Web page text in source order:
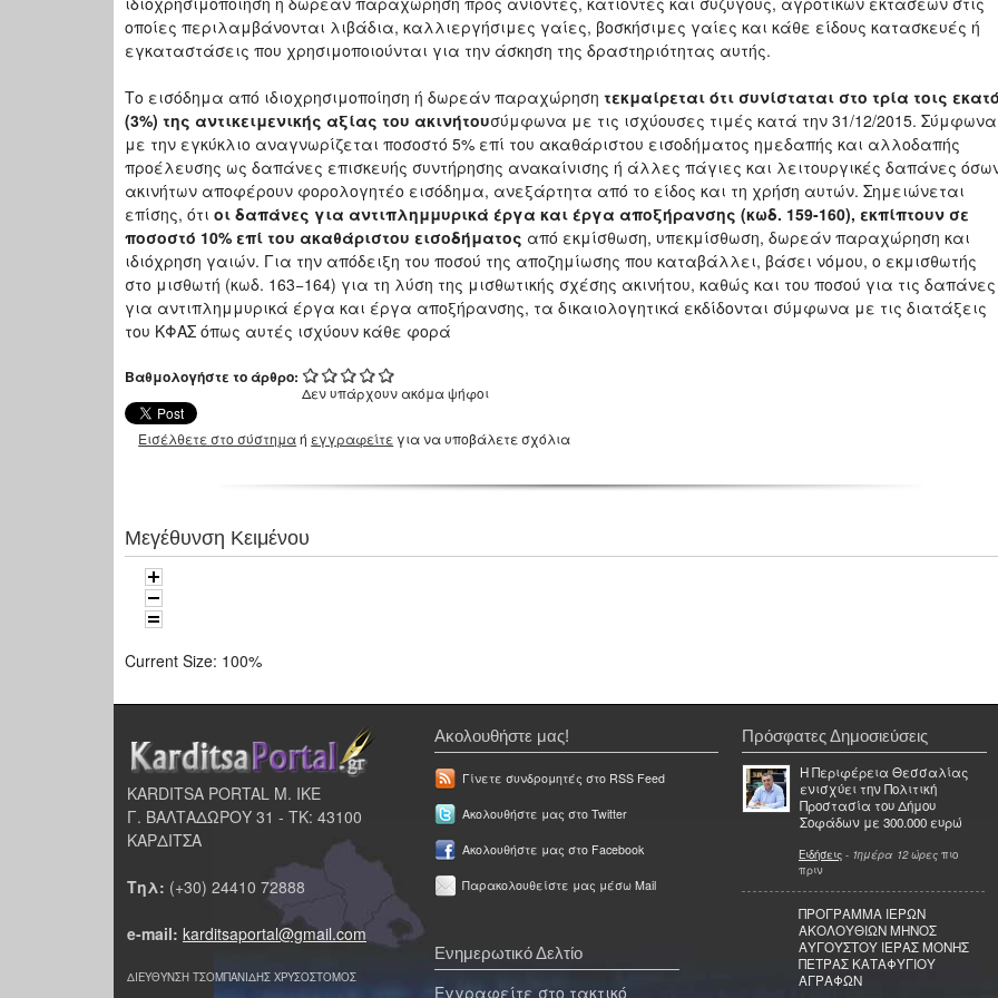
οποίες περιλαμβάνονται λιβάδια, καλλιεργήσιμες γαίες, βοσκήσιμες γαίες και κάθε είδους κατασκευές ή
εγκαταστάσεις που χρησιμοποιούνται για την άσκηση της δραστηριότητας αυτής.
Το εισόδημα από ιδιοχρησιμοποίηση ή δωρεάν παραχώρηση τεκμαίρεται ότι συνίσταται στο τρία τοις
(3%) της αντικειμενικής αξίας του ακινήτουσύμφωνα με τις ισχύουσες τιμές κατά την 31/12/2015. Σύμφωνα
με την εγκύκλιο αναγνωρίζεται ποσοστό 5% επί του ακαθάριστου εισοδήματος ημεδαπής και αλλοδαπής
προέλευσης ως δαπάνες επισκευής συντήρησης ανακαίνισης ή άλλες πάγιες και λειτουργικές δαπάνες
ακινήτων αποφέρουν φορολογητέο εισόδημα, ανεξάρτητα από το είδος και τη χρήση αυτών. Σημειώνεται
επίσης, ότι οι δαπάνες για αντιπλημμυρικά έργα και έργα αποξήρανσης (κωδ. 159-160), εκπίπτουν σε
ποσοστό 10% επί του ακαθάριστου εισοδήματος από εκμίσθωση, υπεκμίσθωση, δωρεάν παραχώρηση και
ιδιόχρηση γαιών. Για την απόδειξη του ποσού της αποζημίωσης που καταβάλλει, βάσει νόμου, ο εκμισθωτής
στο μισθωτή (κωδ. 163−164) για τη λύση της μισθωτικής σχέσης ακινήτου, καθώς και του ποσού για τις δαπάνες
για αντιπλημμυρικά έργα και έργα αποξήρανσης, τα δικαιολογητικά εκδίδονται σύμφωνα με τις διατάξεις
του ΚΦΑΣ όπως αυτές ισχύουν κάθε φορά
Βαθμολογήστε το άρθρο:
Δεν υπάρχουν ακόμα ψήφοι
Εισέλθετε στο σύστημαή εγγραφείτε για να υποβάλετε σχόλια
Μεγέθυνση Κειμένου
Current Size: 100%
KARDITSA PORTAL Μ. ΙΚΕ
Γ. ΒΑΛΤΑΔΩΡΟΥ 31 - ΤΚ: 43100
ΚΑΡΔΙΤΣΑ
Τηλ: (+30) 24410 72888
e-mail: karditsaportal@gmail.com
ΔΙΕΥΘΥΝΣΗ ΤΣΟΜΠΑΝΙΔΗΣ ΧΡΥΣΟΣΤΟΜΟΣ
Ακολουθήστε μας!
Γίνετε συνδρομητές στο RSS Feed
Ακολουθήστε μας στο Twitter
Ακολουθήστε μας στο Facebook
Παρακολουθείστε μας μέσω Mail
Ενημερωτικό Δελτίο
Εγγραφείτε στο τακτικό
Πρόσφατες Δημοσιεύσεις
Η Περιφέρεια Θεσσαλίας
ενισχύει την Πολιτική
Προστασία του Δήμου
Σοφάδων με 300.000 ευρώ
Ειδήσεις - 1ημέρα 12 ώρες πιο
πριν
ΠΡΟΓΡΑΜΜΑ ΙΕΡΩΝ
ΑΚΟΛΟΥΘΙΩΝ ΜΗΝΟΣ
ΑΥΓΟΥΣΤΟΥ ΙΕΡΑΣ ΜΟΝΗΣ
ΠΕΤΡΑΣ ΚΑΤΑΦΥΓΙΟΥ
ΑΓΡΑΦΩΝ